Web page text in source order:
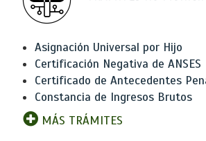
Asignación Universal por Hijo
Certificación Negativa de ANSES
Certificado de Antecedentes
Constancia de Ingresos Brutos
MÁS TRÁMITES